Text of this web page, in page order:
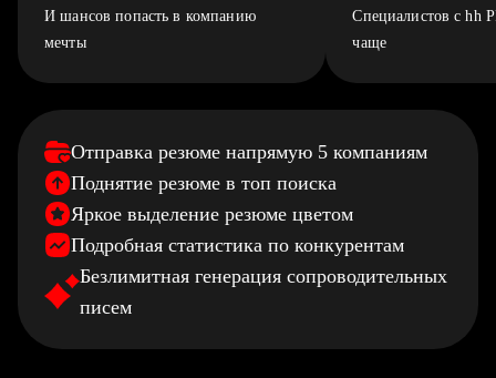
И шансов попасть в компанию
мечты
Специалистов с hh
чаще
Отправка резюме напрямую 5 компаниям
Поднятие резюме в топ поиска
Яркое выделение резюме цветом
Подробная статистика по конкурентам
Безлимитная генерация сопроводительных
писем